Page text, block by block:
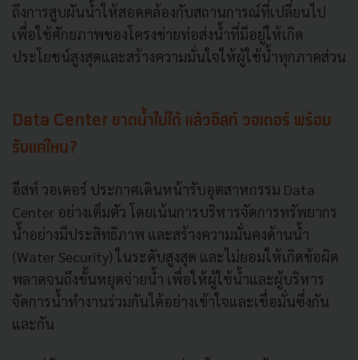
ถึงการสูบผันน้ำให้สอดคล้องกับสถานการณ์ที่เปลี่ยนไป
เพื่อใช้ศักยภาพของโครงข่ายท่อส่งน้ำที่มีอยู่ให้เกิด
ประโยชน์สูงสุดและสร้างความมั่นใจให้ผู้ใช้น้ำทุกภาคส่วน
Data Center ขาดน้ำไม่ได้ แล้วอีสท์ วอเตอร์ พร้อม
รับแค่ไหน?
อีสท์ วอเตอร์ ประกาศเดินหน้ารับอุตสาหกรรม Data
Center อย่างเต็มตัว โดยเน้นการบริหารจัดการทรัพยากร
น้ำอย่างมีประสิทธิภาพ และสร้างความมั่นคงด้านน้ำ
(Water Security) ในระดับสูงสุด และไม่ยอมให้เกิดข้อผิด
พลาดจนถึงขั้นหยุดจ่ายน้ำ เพื่อให้ผู้ใช้น้ำและผู้บริหาร
จัดการน้ำทำงานร่วมกันได้อย่างเข้าใจและเชื่อมั่นซึ่งกัน
และกัน